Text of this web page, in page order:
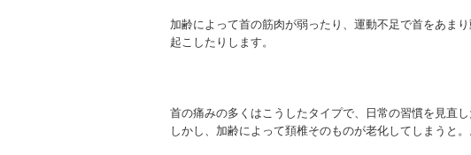
加齢によって首の筋肉が弱ったり、運動不足で首をあま
起こしたりします。
首の痛みの多くはこうしたタイプで、日常の習慣を見直
しかし、加齢によって頚椎そのものが老化してしまうと。